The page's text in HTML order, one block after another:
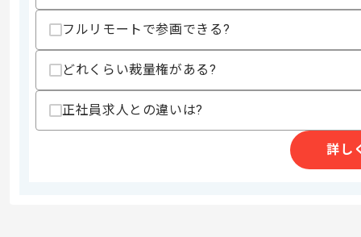
上記に似た経験やスキルをお持ちであれば申
その他募集要項
商談回数
フルリモートで参画できる?
どれくらい裁量権がある?
正社員求人との違いは?
詳し